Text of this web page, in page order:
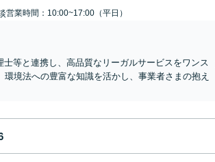
営業時間：10:00~17:00（平日）
等と連携し、高品質なリーガルサービスをワンス
境法への豊富な知識を活かし、事業者さまの抱え